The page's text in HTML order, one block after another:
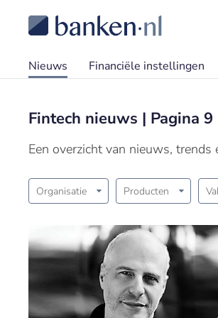
Nieuws Financiële instellingen
Fintech nieuws | Pagina 9
Een overzicht van nieuws,
Organisatie Producten